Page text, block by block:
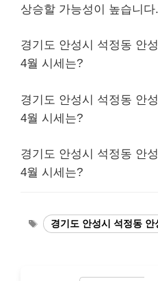
상승할 가능성이 높습니다.
경기도 안성시 석정동 안
4월 시세는?
경기도 안성시 석정동 안
4월 시세는?
경기도 안성시 석정동 안
4월 시세는?
Tags경기도 안성시 석정동